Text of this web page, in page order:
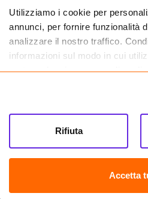
Utilizziamo i cookie per
annunci, per fornire funzionalità
analizzare il nostro traffico.
informazioni sul modo in cui
partner che si occupano di
informazioni che hai fornito loro
tuo utilizzo dei loro servizi.
Accetta
Rifiuta
Farma.it S.a.s. P. IVA 07417261216 REA: NA-
CREDITS
Sede legale Via delle Repubbliche Marinare